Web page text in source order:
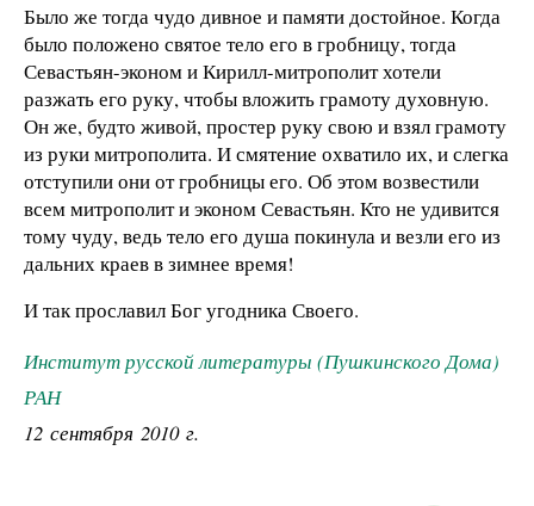
Было же тогда чудо дивное и памяти достойное. Когда
было положено святое тело его в гробницу, тогда
Севастьян-эконом и Кирилл-митрополит хотели
разжать его руку, чтобы вложить грамоту духовную.
Он же, будто живой, простер руку свою и взял грамоту
из руки митрополита. И смятение охватило их, и слегка
отступили они от гробницы его. Об этом возвестили
всем митрополит и эконом Севастьян. Кто не удивится
тому чуду, ведь тело его душа покинула и везли его из
дальних краев в зимнее время!
И так прославил Бог угодника Своего.
Институт русской литературы (Пушкинского Дома)
РАН
12 сентября 2010 г.